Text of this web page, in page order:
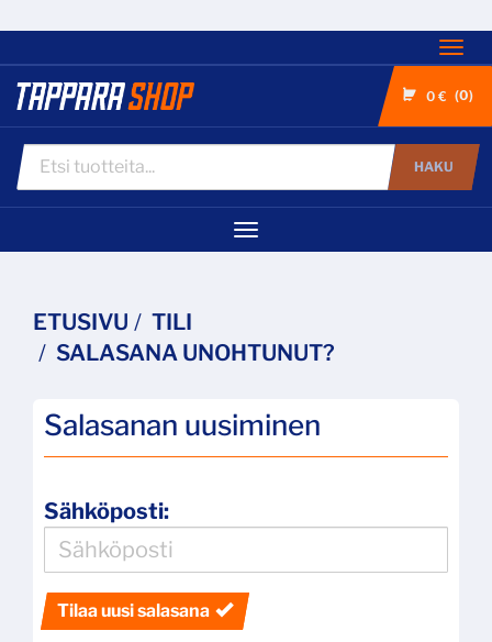
0 € 0
HAKU
Navigaatio
ETUSIVU
TILI
SALASANA UNOHTUNUT?
Salasanan uusiminen
Sähköposti:
Tilaa uusi salasana